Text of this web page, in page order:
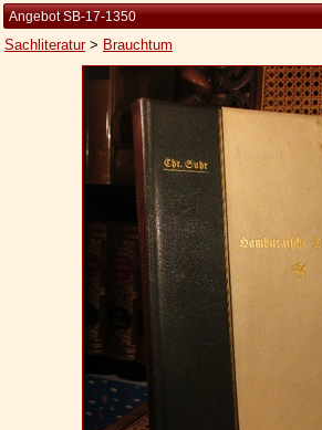
Kleine Kulturgeschichte
Die Brockhaus Auflagen
Die Meyer Auflagen
Zu den Angeboten
Widerrufsbelehrung
Angebot SB-17-1350
Sachliteratur> Brauchtum